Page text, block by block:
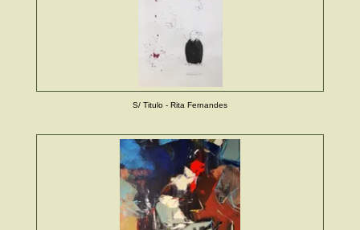
S/ Titulo - Rita Fernandes